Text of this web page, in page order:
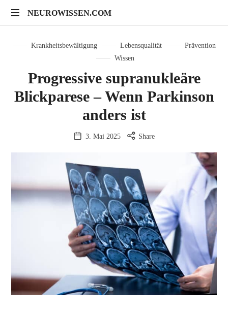
NEUROWISSEN.COM
für
Training
und
neuropsychologische
Krankheitsbewältigung Lebensqualität
Prävention
Wissen
Progressive supranukleäre
Blickparese – Wenn Parkinson
anders ist
3. Mai 2025 Share